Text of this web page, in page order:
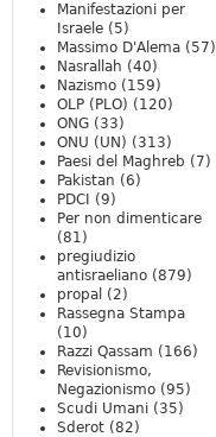
Manifestazioni per
Israele (5)
Massimo D'Alema (57)
Nasrallah (40)
Nazismo (159)
OLP (PLO) (120)
ONG (33)
ONU (UN) (313)
Paesi del Maghreb (7)
Pakistan (6)
PDCI
(9)
Per non dimenticare
(81)
pregiudizio
antisraeliano (879)
propal (2)
Rassegna Stampa
(10)
Razzi Qassam (166)
Revisionismo,
Negazionismo (95)
Scudi Umani (35)
Sderot (82)